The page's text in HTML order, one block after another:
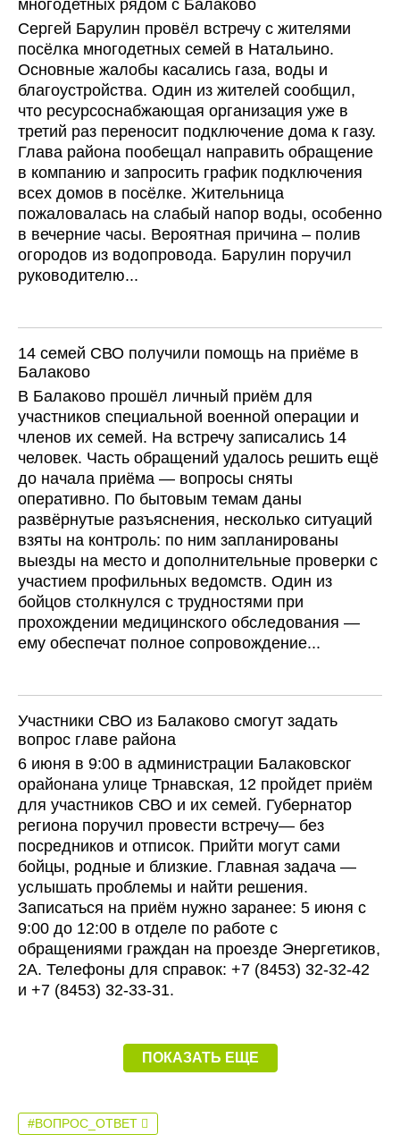
многодетных рядом с Балаково
Сергей Барулин провёл встречу с жителями
посёлка многодетных семей в Натальино.
Основные жалобы касались газа, воды и
благоустройства. Один из жителей сообщил,
что ресурсоснабжающая организация уже в
третий раз переносит подключение дома к газу.
Глава района пообещал направить обращение
в компанию и запросить график подключения
всех домов в посёлке. Жительница
пожаловалась на слабый напор воды, особенно
в вечерние часы. Вероятная причина – полив
огородов из водопровода. Барулин поручил
руководителю...
14 семей СВО получили помощь на приёме в
Балаково
В Балаково прошёл личный приём для
участников специальной военной операции и
членов их семей. На встречу записались 14
человек. Часть обращений удалось решить ещё
до начала приёма — вопросы сняты
оперативно. По бытовым темам даны
развёрнутые разъяснения, несколько ситуаций
взяты на контроль: по ним запланированы
выезды на место и дополнительные проверки с
участием профильных ведомств. Один из
бойцов столкнулся с трудностями при
прохождении медицинского обследования —
ему обеспечат полное сопровождение...
Участники СВО из Балаково смогут задать
вопрос главе района
6 июня в 9:00 в администрации Балаковског
орайонана улице Трнавская, 12 пройдет приём
для участников СВО и их семей. Губернатор
региона поручил провести встречу— без
посредников и отписок. Прийти могут сами
бойцы, родные и близкие. Главная задача —
услышать проблемы и найти решения.
Записаться на приём нужно заранее: 5 июня с
9:00 до 12:00 в отделе по работе с
обращениями граждан на проезде Энергетиков,
2А. Телефоны для справок: +7 (8453) 32-32-42
и +7 (8453) 32-33-31.
ПОКАЗАТЬ ЕЩЕ
#ВОПРОС_ОТВЕТ